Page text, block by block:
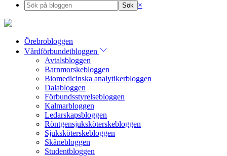
×
Örebrobloggen
Vårdförbundetbloggen
Avtalsbloggen
Barnmorskebloggen
Biomedicinska analytikerbloggen
Dalabloggen
Förbundsstyrelsebloggen
Kalmarbloggen
Ledarskapsbloggen
Röntgensjuksköterskebloggen
Sjuksköterskebloggen
Skånebloggen
Studentbloggen